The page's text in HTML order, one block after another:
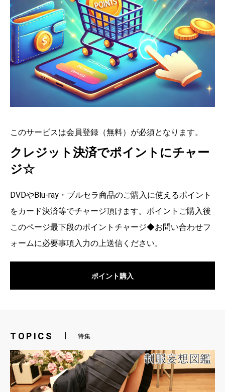
このサービスは会員登録（無料）が必須となります。
クレジット決済でポイントにチャー
ジ☆
DVDやBlu-ray・ブルセラ商品のご購入に使えるポイント
をカード決済等でチャージ頂けます。ポイントご購入後
このページ最下段のポイントチャージ◆お問い合わせフ
ォームに必要事項入力の上送信ください。
ポイント購入
TOPICS 特集